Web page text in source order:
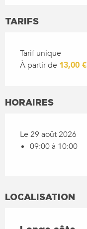
TARIFS
Tarif unique
À partir de 13,00 €
HORAIRES
Le 29 août 2026
09:00 à 10:00
LOCALISATION